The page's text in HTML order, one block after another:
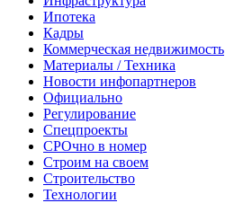
Ипотека
Кадры
Коммерческая недвижимость
Материалы / Техника
Новости инфопартнеров
Официально
Регулирование
Спецпроекты
СРОчно в номер
Строим на своем
Строительство
Технологии